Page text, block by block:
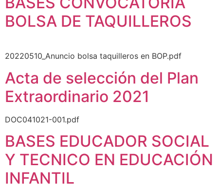
BOLSA DE TAQUILLEROS
20220510_Anuncio bolsa taquilleros en BOP.pdf
Acta de selección del Plan
Extraordinario 2021
DOC041021-001.pdf
BASES EDUCADOR SOCIAL
Y TECNICO EN EDUCACIÓN
INFANTIL